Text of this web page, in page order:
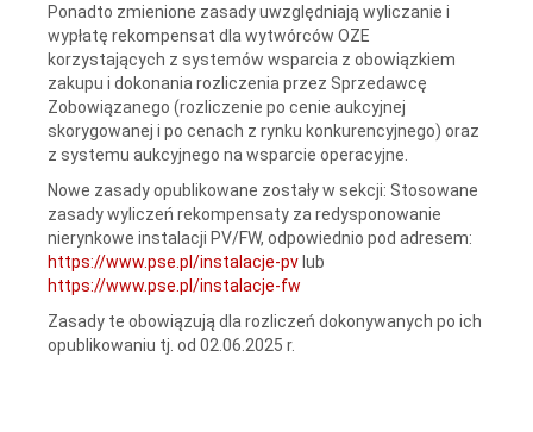
Ponadto zmienione zasady uwzględniają wyliczanie i
wypłatę rekompensat dla wytwórców OZE
korzystających z systemów wsparcia z obowiązkiem
zakupu i dokonania rozliczenia przez Sprzedawcę
Zobowiązanego (rozliczenie po cenie aukcyjnej
skorygowanej i po cenach z rynku konkurencyjnego) oraz
z systemu aukcyjnego na wsparcie operacyjne.
Nowe zasady opublikowane zostały w sekcji: Stosowane
zasady wyliczeń rekompensaty za redysponowanie
nierynkowe instalacji PV/FW, odpowiednio pod adresem:
https://www.pse.pl/instalacje-pv lub
https://www.pse.pl/instalacje-fw
Zasady te obowiązują dla rozliczeń dokonywanych po ich
opublikowaniu tj. od 02.06.2025 r.